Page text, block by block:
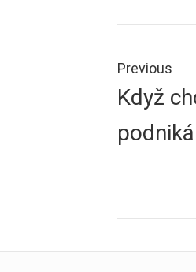
pro
Previous
Previous
post:
Když